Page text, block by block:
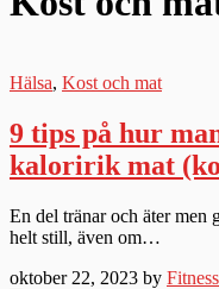
Hälsa, Kost och mat
9 tips på hur
kaloririk mat
En del tränar och äter men
helt still, även om…
oktober 22, 2023 by